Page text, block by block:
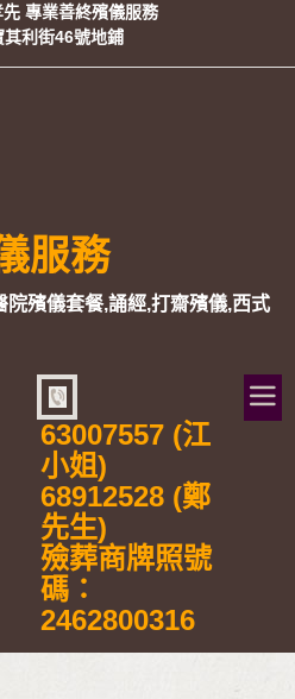
專業善終殯儀服務
其利街46號地鋪
服務
殯儀套餐,誦經,打齋殯儀,西式
63007557 (江
小姐)
68912528 (鄭
先生)
殮葬商牌照號
碼：
2462800316